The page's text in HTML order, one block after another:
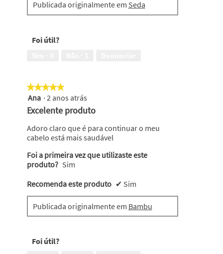
h
a
a
m
p
l
a
o
E
s
t
a
c
ç
o
i
á
a
r
u
Publicada originalmente em Seda
Foi útil?
★★★★★
★★★★★
5
em
5
estrelas.
Ana · 2 anos atrás
Excelente produto
Adoro claro que é para continuar o meu
cabelo está mais saudável
Foi a primeira vez que utilizaste este
produto? Sim
Recomenda este produto ✔ Sim
Publicada originalmente em Bambu
Foi útil?